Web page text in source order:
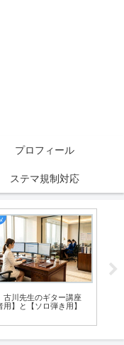
プロフィール
ステマ規制対応
古川先生のギター講座
用】と【ソロ弾き用】